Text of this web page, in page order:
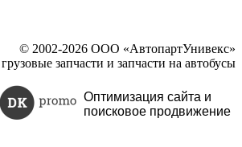
© 2002-2026 ООО «АвтопартУнивекс»
грузовые запчасти и запчасти на автобусы
Оптимизация сайта и
поисковое продвижение